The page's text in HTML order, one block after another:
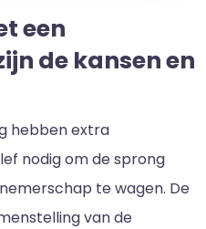
een
de kansen en
hebben extra
nodig om de sprong
te wagen. De
van de